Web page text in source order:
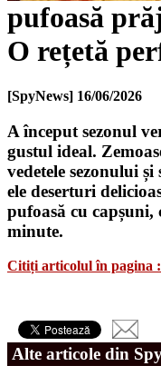
pufoasă
O rețetă
[SpyNews] 16/06/2026
A început sezonul
gustul ideal.
vedetele sezonului
ele deserturi
pufoasă cu capșuni,
minute.
Citiți articolul în pagina
Alte articole din